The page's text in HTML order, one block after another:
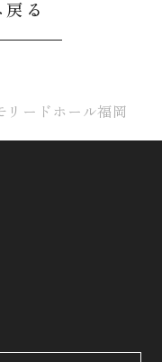
る
リードホール福岡